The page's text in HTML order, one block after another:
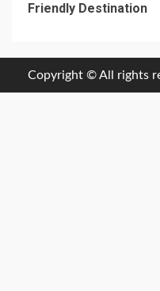
Friendly Destination
Copyright © All rights